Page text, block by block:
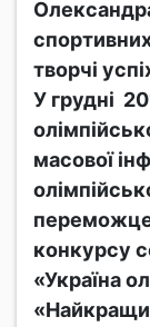
творчі
У грудні
масової
конкурсу
«Україна